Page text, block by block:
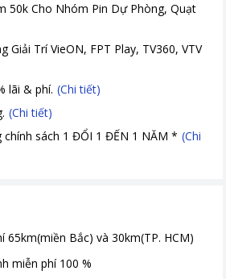
50k Cho Nhóm Pin Dự Phòng, Quạt
Giải Trí VieON, FPT Play, TV360, VTV
lãi & phí. (Chi tiết)
(Chi tiết)
chính sách 1 ĐỔI 1 ĐẾN 1 NĂM * (Chi
65km(miền Bắc) và 30km(TP. HCM)
miễn phí 100 %